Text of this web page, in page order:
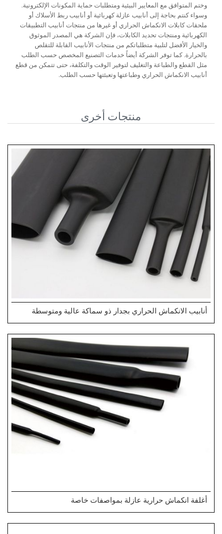
وختم المتوافق مع المعايير البيئية ومتطلبات حماية المكونات الإلكترونية.
وسواء كنتم بحاجة إلى أنابيب عازلة كهربائية أو أنابيب ربط الأسلاك أو
ملحقات كابلات الانكماش الحراري أو غيرها من منتجات أنابيب التطبيقات
الكهربائية ومنتجات تحديد الكابلات، فإن الشركة هي المصدر الموثوق
والخيار الأفضل لتلبية متطلباتكم من منتجات الأنابيب القابلة للتقلص
بالحرارة. كما توفر الشركة أيضاً خدمات التصنيع المخصص حسب الطلب
مثل القطع والطباعة والتغليف لتوفير الوقت والتكلفة، حتى تتمكن من قطع
أنابيب الانكماش الحراري وطباعتها وتعبئتها حسب الطلب.
منتجات أخرى
أنابيب الانكماش الحراري بجدار ذو سماكة عالية ومتوسطة
أغلفة انكماش حرارية عازلة بمواصفات خاصة